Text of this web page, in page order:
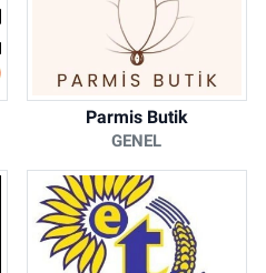
Parmis Butik
GENEL